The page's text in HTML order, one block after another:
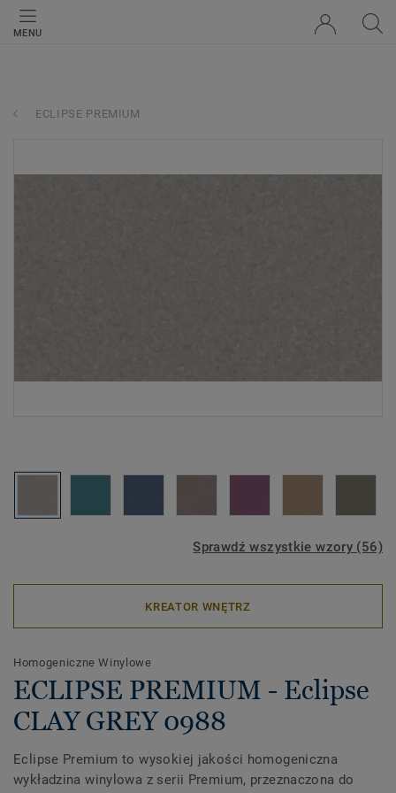
MENU
ECLIPSE PREMIUM
Sprawdź wszystkie wzory (56)
KREATOR WNĘTRZ
Homogeniczne Winylowe
ECLIPSE PREMIUM - Eclipse
CLAY GREY 0988
Eclipse Premium to wysokiej jakości homogeniczna
wykładzina winylowa z serii Premium, przeznaczona do